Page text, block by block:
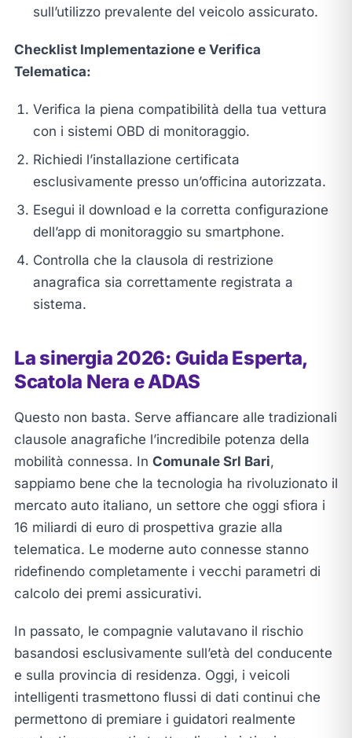
sull’utilizzo prevalente del veicolo assicurato.
Checklist Implementazione e Verifica
Telematica:
Verifica la piena compatibilità della tua vettura
con i sistemi OBD di monitoraggio.
Richiedi l’installazione certificata
esclusivamente presso un’officina autorizzata.
Esegui il download e la corretta configurazione
dell’app di monitoraggio su smartphone.
Controlla che la clausola di restrizione
anagrafica sia correttamente registrata a
sistema.
La sinergia 2026: Guida Esperta,
Scatola Nera e ADAS
Questo non basta. Serve affiancare alle tradizionali
clausole anagrafiche l’incredibile potenza della
mobilità connessa. In Comunale Srl Bari,
sappiamo bene che la tecnologia ha rivoluzionato il
mercato auto italiano, un settore che oggi sfiora i
16 miliardi di euro di prospettiva grazie alla
telematica. Le moderne auto connesse stanno
ridefinendo completamente i vecchi parametri di
calcolo dei premi assicurativi.
In passato, le compagnie valutavano il rischio
basandosi esclusivamente sull’età del conducente
e sulla provincia di residenza. Oggi, i veicoli
intelligenti trasmettono flussi di dati continui che
permettono di premiare i guidatori realmente